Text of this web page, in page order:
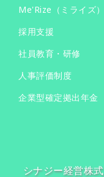
Me'Rize（ミライズ）
採用支援
社員教育・研修
人事評価制度
企業型確定拠出年金
シナジー経営株